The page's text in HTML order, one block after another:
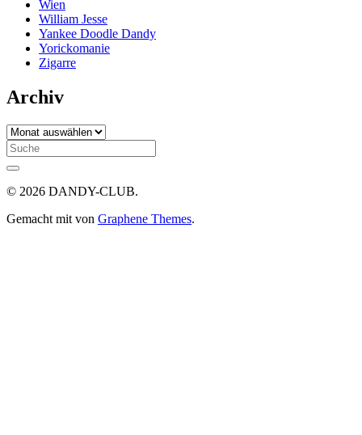
Wien
William Jesse
Yankee Doodle Dandy
Yorickomanie
Zigarre
Archiv
Archiv
Search
for:
© 2026 DANDY-CLUB.
Gemacht mit von Graphene Themes.